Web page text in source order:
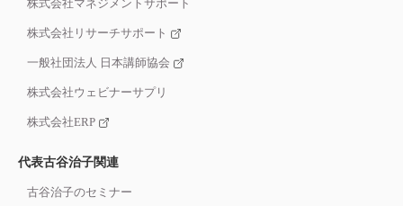
株式会社マネジメントサポート
株式会社リサーチサポート
一般社団法人 日本講師協会
株式会社ウェビナーサプリ
株式会社ERP
代表古谷治子関連
古谷治子のセミナー